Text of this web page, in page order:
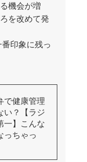
機会が増
を改めて発
印象に残っ
で健康管理
い？【ラジ
一】こんな
っちゃっ